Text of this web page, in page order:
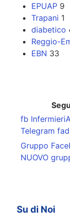
EPUAP 9
Trapani 1
diabetico
Reggio-
EBN 33
fb
Telegram
Gruppo
NUOVO
Su di Noi